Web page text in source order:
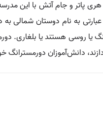
هری پاتر و جام آتش با این
عبارتی به نام دوستان شمالی
یا روسی هستند یا بلغاری.
دانش‌آموزان دورمسترانگ